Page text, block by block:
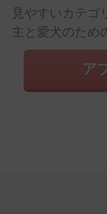
見やすいカテゴ
主と愛犬のため
ア